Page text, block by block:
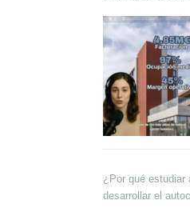
¿Por qué estudiar
desarrollar el